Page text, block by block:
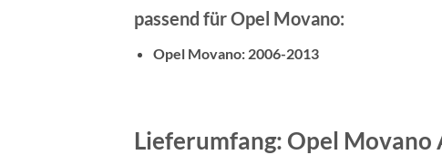
passend für Opel Movano:
Opel Movano: 2006-2013
Lieferumfang: Opel